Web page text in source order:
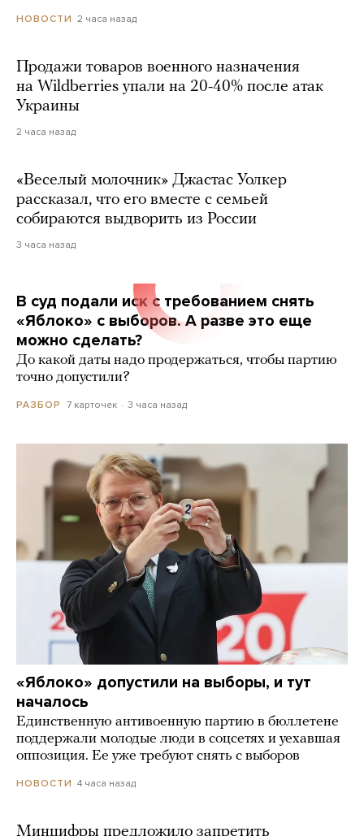
НОВОСТИ 2 часа назад
Продажи товаров военного назначения
на Wildberries упали на 20-40% после атак
Украины
2 часа назад
«Веселый молочник» Джастас Уолкер
рассказал, что его вместе с семьей
собираются выдворить из России
3 часа назад
В суд подали иск с требованием снять
«Яблоко» с выборов. А разве это еще
можно сделать?
До какой даты надо продержаться, чтобы партию
точно допустили?
РАЗБОР 7 карточек 3 часа назад
«Яблоко» допустили на выборы, и тут
началось
Единственную антивоенную партию в бюллетене
поддержали молодые люди в соцсетях и уехавшая
оппозиция. Ее уже требуют снять с выборов
НОВОСТИ 4 часа назад
Минцифры предложило запретить